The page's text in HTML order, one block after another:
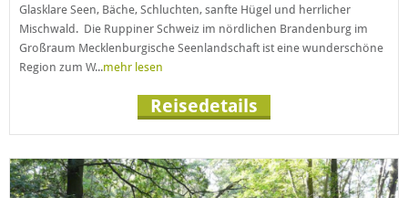
Glasklare Seen, Bäche, Schluchten, sanfte Hügel und herrlicher
Mischwald. Die Ruppiner Schweiz im nördlichen Brandenburg im
Großraum Mecklenburgische Seenlandschaft ist eine wunderschöne
Region zum W...mehr lesen
Reisedetails